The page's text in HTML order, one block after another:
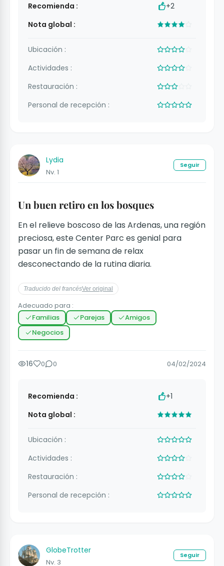
Recomienda :
+2
Nota global :
Ubicación :
Actividades :
Restauración :
Personal de recepción :
Lydia
Nv. 1
Seguir
Un buen retiro en los bosques
En el relieve boscoso de las Ardenas, una región
preciosa, este Center Parc es genial para
pasar un fin de semana de relax
desconectando de la rutina diaria.
Traducido del francésVer original
Adecuado para :
Familias
Parejas
Amigos
Negocios
16 0 0 04/02/2024
Recomienda :
+1
Nota global :
Ubicación :
Actividades :
Restauración :
Personal de recepción :
GlobeTrotter
Nv. 3
Seguir